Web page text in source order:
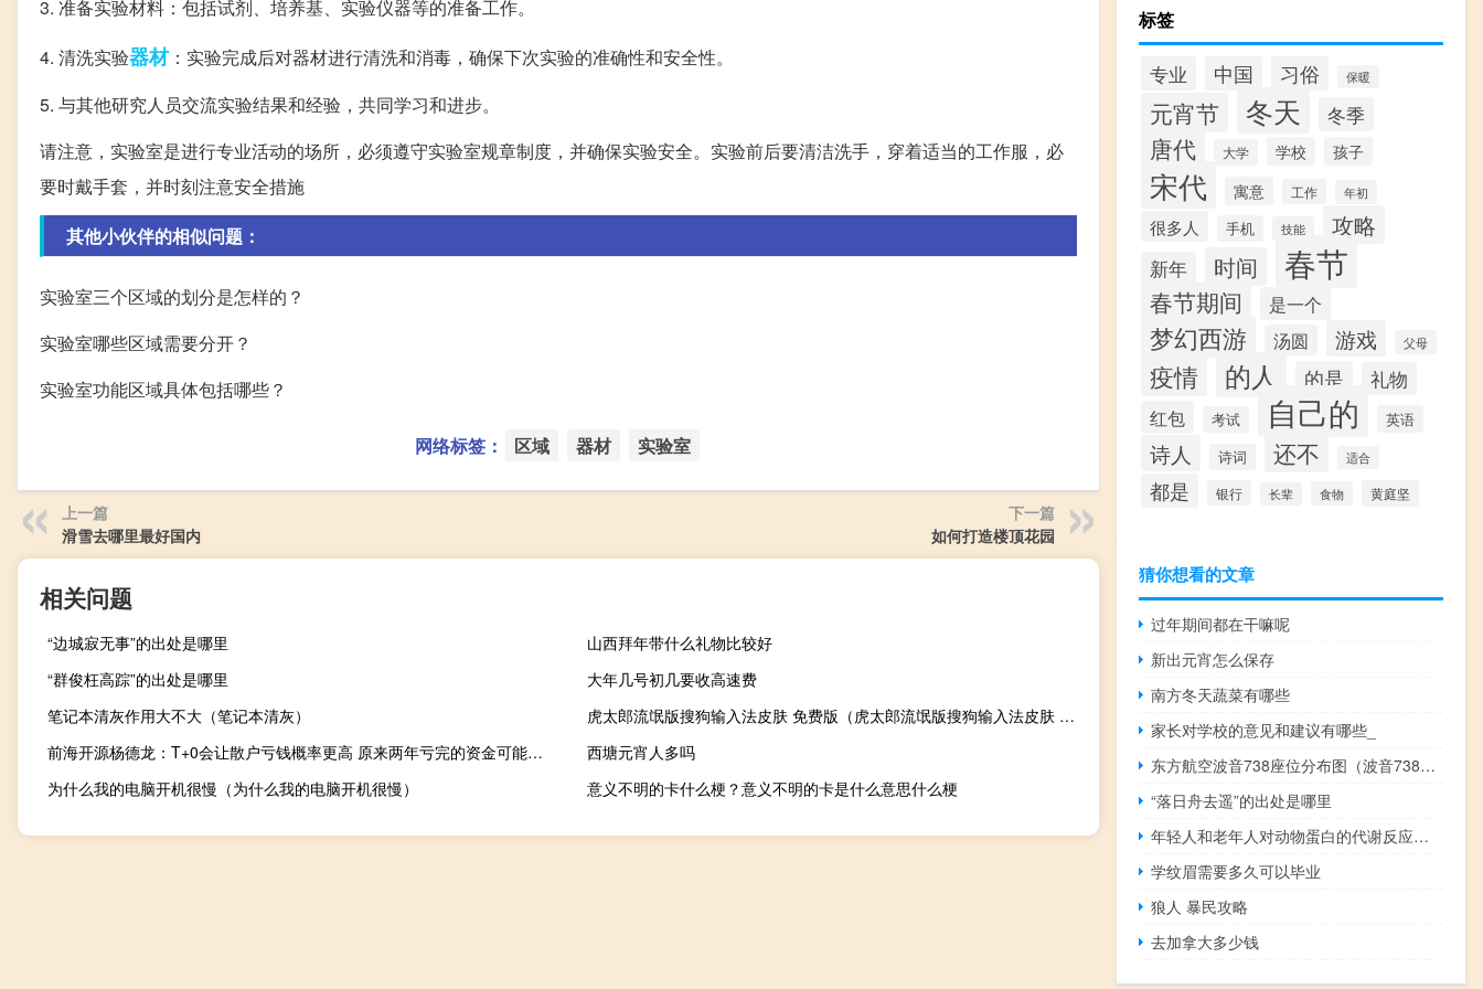
3. 准备实验材料：包括试剂、培养基、实验仪器等的准备工作。
4. 清洗实验器材：实验完成后对器材进行清洗和消毒，确保下次实验的准确性和安全性。
5. 与其他研究人员交流实验结果和经验，共同学习和进步。
请注意，实验室是进行专业活动的场所，必须遵守实验室规章制度，并确保实验安全。实验前后要清洁洗手，穿着适当的工作服，必
要时戴手套，并时刻注意安全措施
其他小伙伴的相似问题：
实验室三个区域的划分是怎样的？
实验室哪些区域需要分开？
实验室功能区域具体包括哪些？
网络标签： 区域 器材 实验室
上一篇
滑雪去哪里最好国内
下一篇
如何打造楼顶花园
相关问题
“边城寂无事”的出处是哪里
山西拜年带什么礼物比较好
“群俊枉高踪”的出处是哪里
大年几号初几要收高速费
笔记本清灰作用大不大（笔记本清灰）
虎太郎流氓版搜狗输入法皮肤 免费版（虎太郎流氓版搜狗输入法皮肤 免费版功能简介）
前海开源杨德龙：T+0会让散户亏钱概率更高 原来两年亏完的资金可能两月就亏完
西塘元宵人多吗
为什么我的电脑开机很慢（为什么我的电脑开机很慢）
意义不明的卡什么梗？意义不明的卡是什么意思什么梗
标签
专业 中国 习俗 保暖
元宵节 冬天 冬季
唐代 大学 学校 孩子
宋代 寓意 工作 年初
很多人 手机 技能 攻略
新年 时间 春节
春节期间 是一个
梦幻西游 汤圆 游戏 父母
疫情 的人 的是
礼物
红包
考试 自己的 英语
诗人 诗词 还不 适合
都是 银行 长辈 食物 黄庭坚
猜你想看的文章
过年期间都在干嘛呢
新出元宵怎么保存
南方冬天蔬菜有哪些
家长对学校的意见和建议有哪些_
东方航空波音738座位分布图（波音738座位分布图）
“落日舟去遥”的出处是哪里
年轻人和老年人对动物蛋白的代谢反应比植物蛋白更强
学纹眉需要多久可以毕业
狼人 暴民攻略
去加拿大多少钱